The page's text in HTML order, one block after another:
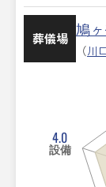
葬儀場 鳩
（川
4.0
設備